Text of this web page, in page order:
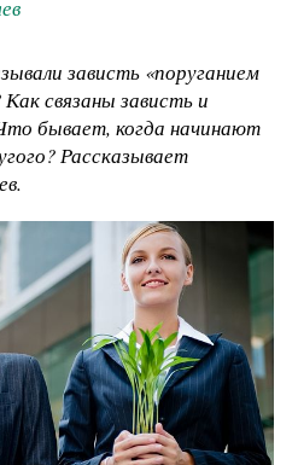
зависть «поруганием
связаны зависть и
бывает, когда начинают
Рассказывает